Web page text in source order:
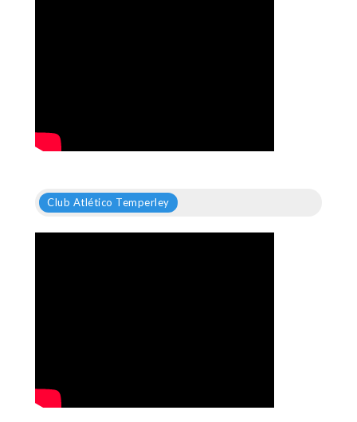
Club Atlético Temperley